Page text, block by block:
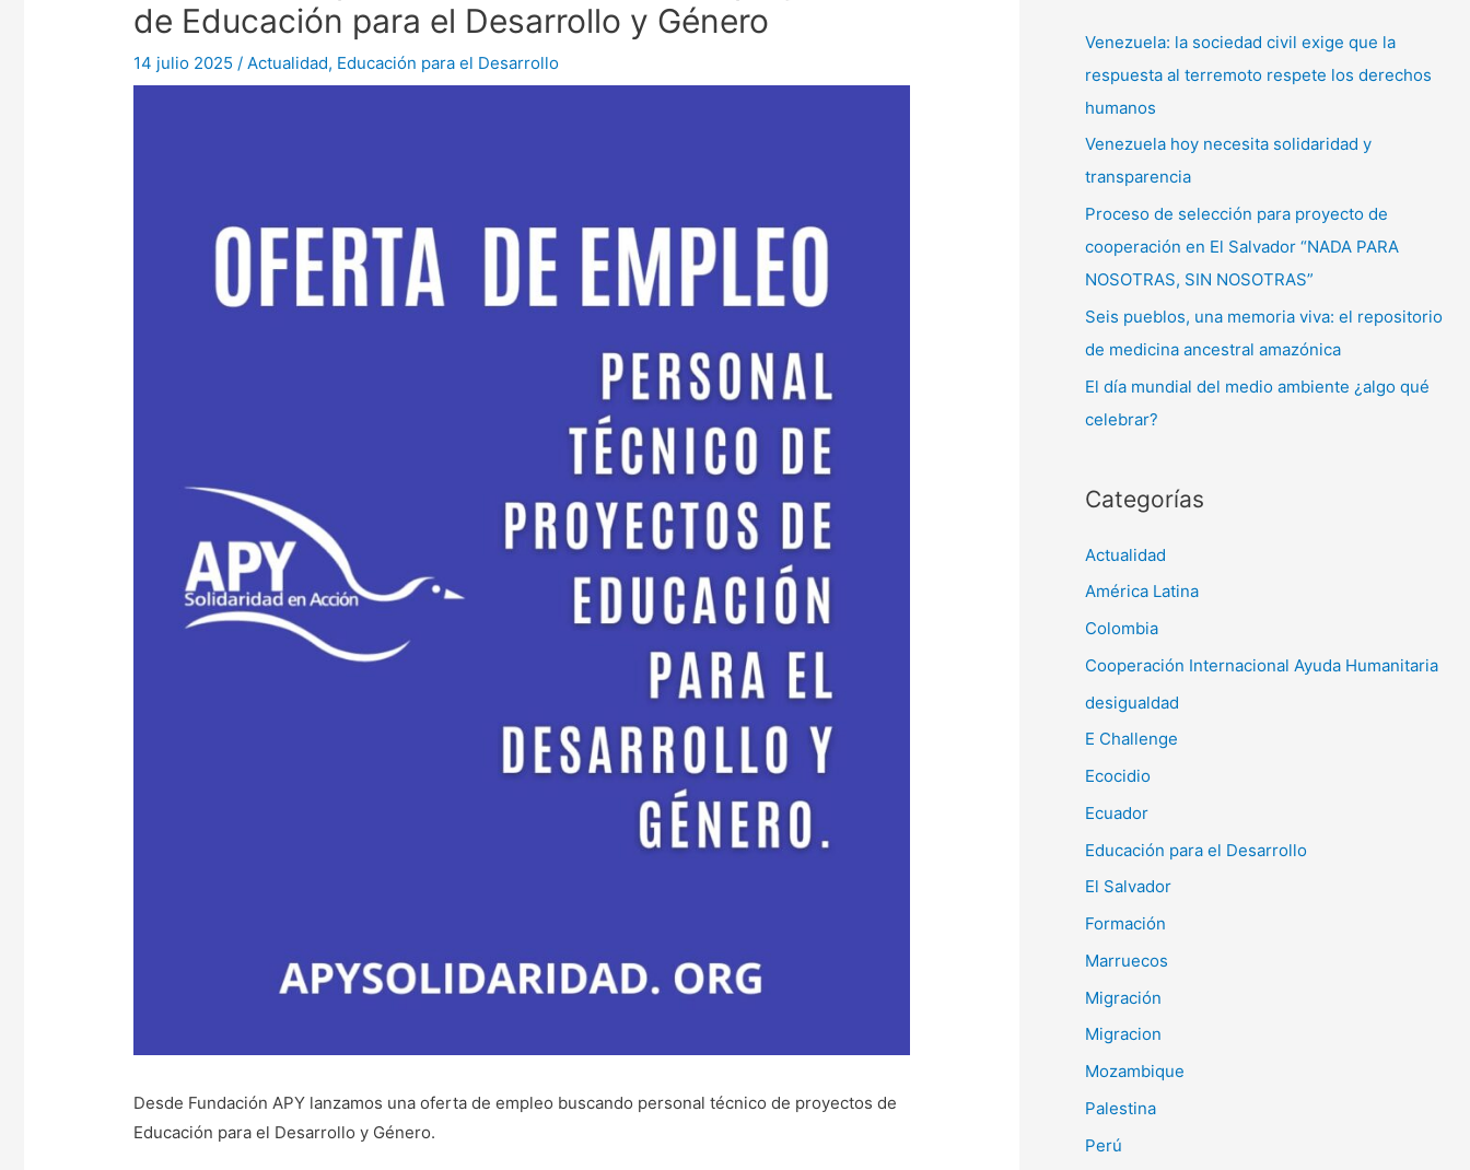
de Educación para el Desarrollo y Género
14 julio 2025 / Actualidad, Educación para el Desarrollo
Desde Fundación APY lanzamos una oferta de empleo buscando personal técnico de proyectos de
Educación para el Desarrollo y Género.
a
r
p
Venezuela: la sociedad civil exige que la
respuesta al terremoto respete los derechos
humanos
Venezuela hoy necesita solidaridad y
transparencia
Proceso de selección para proyecto de
cooperación en El Salvador “NADA PARA
NOSOTRAS, SIN NOSOTRAS”
Seis pueblos, una memoria viva: el repositorio
de medicina ancestral amazónica
El día mundial del medio ambiente ¿algo qué
celebrar?
Categorías
Actualidad
América Latina
Colombia
Cooperación Internacional Ayuda Humanitaria
desigualdad
E Challenge
Ecocidio
Ecuador
Educación para el Desarrollo
El Salvador
Formación
Marruecos
Migración
Migracion
Mozambique
Palestina
Perú